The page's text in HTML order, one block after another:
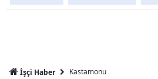
İşçi Haber Kastamonu